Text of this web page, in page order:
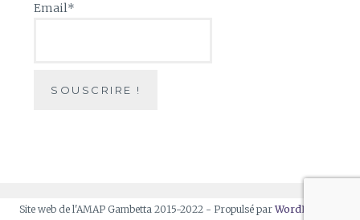
Email*
Site web de l'AMAP Gambetta 2015-2022 - Propulsé parWordPress